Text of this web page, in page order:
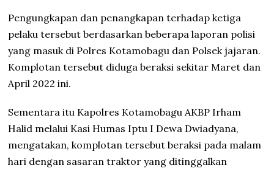
Pengungkapan dan penangkapan terhadap ketiga
pelaku tersebut berdasarkan beberapa laporan polisi
yang masuk di Polres Kotamobagu dan Polsek jajaran.
Komplotan tersebut diduga beraksi sekitar Maret dan
April 2022 ini.
Sementara itu Kapolres Kotamobagu AKBP Irham
Halid melalui Kasi Humas Iptu I Dewa Dwiadyana,
mengatakan, komplotan tersebut beraksi pada malam
hari dengan sasaran traktor yang ditinggalkan